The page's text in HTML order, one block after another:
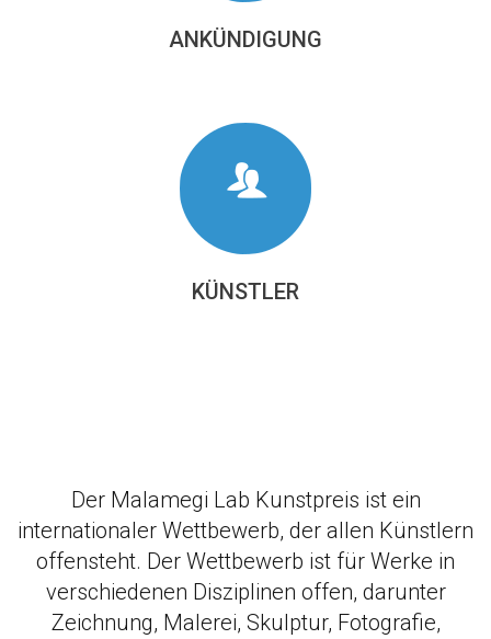
ANKÜNDIGUNG
KÜNSTLER
Der Malamegi Lab Kunstpreis ist ein
internationaler Wettbewerb, der allen Künstlern
offensteht. Der Wettbewerb ist für Werke in
verschiedenen Disziplinen offen, darunter
Zeichnung, Malerei, Skulptur, Fotografie,